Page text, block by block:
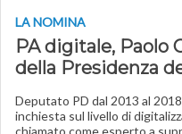
LA NOMINA
PA digitale, Paolo
della Presidenza
Deputato PD dal 2013 al
inchiesta sul livello di
chiamato come esperto a